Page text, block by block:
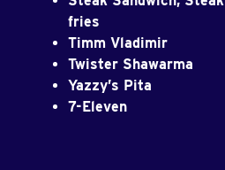
fries
Timm Vladimir
Twister Shawarma
Yazzy’s Pita
7-Eleven